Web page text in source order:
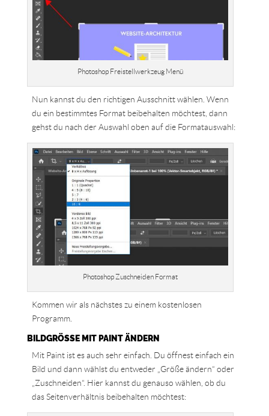
Photoshop Freistellwerkzeug Menü
Nun kannst du den richtigen Ausschnitt wählen. Wenn
du ein bestimmtes Format beibehalten möchtest, dann
gehst du nach der Auswahl oben auf die Formatauswahl:
Photoshop Zuschneiden Format
Kommen wir als nächstes zu einem kostenlosen
Programm.
BILDGRÖSSE MIT PAINT ÄNDERN
Mit Paint ist es auch sehr einfach. Du öffnest einfach ein
Bild und dann wählst du entweder „Größe ändern“ oder
„Zuschneiden“. Hier kannst du genauso wählen, ob du
das Seitenverhältnis beibehalten möchtest: